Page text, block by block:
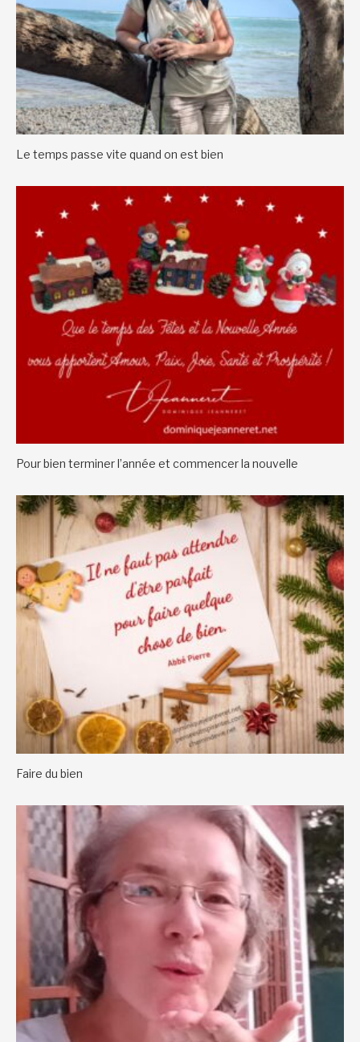
Le temps passe vite quand on est bien
Pour bien terminer l’année et commencer la nouvelle
Faire du bien